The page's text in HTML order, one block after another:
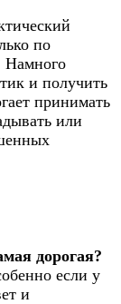
по
Намного
и получить
принимать
или
дорогая?
если у
и